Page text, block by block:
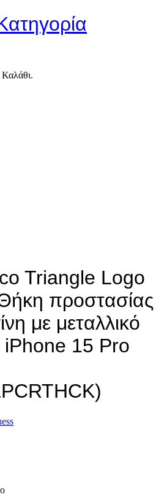
Triangle Logo
προστασίας
με μεταλλικό
15 Pro